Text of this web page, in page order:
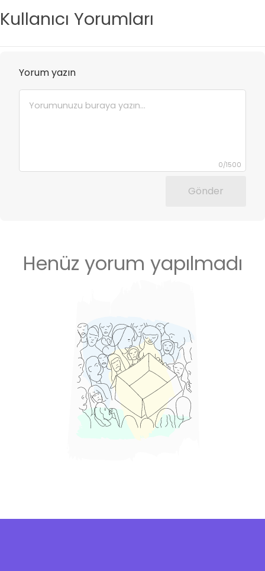
Kullanıcı Yorumları
Yorum yazın
0/1500
Gönder
Henüz yorum yapılmadı